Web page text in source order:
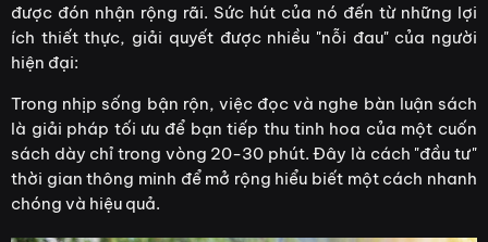
được đón nhận rộng rãi. Sức hút của nó đến từ những lợi
ích thiết thực, giải quyết được nhiều "nỗi đau" của người
hiện đại:
Trong nhịp sống bận rộn, việc đọc và nghe bàn luận sách
là giải pháp tối ưu để bạn tiếp thu tinh hoa của một cuốn
sách dày chỉ trong vòng 20-30 phút. Đây là cách "đầu tư"
thời gian thông minh để mở rộng hiểu biết một cách nhanh
chóng và hiệu quả.